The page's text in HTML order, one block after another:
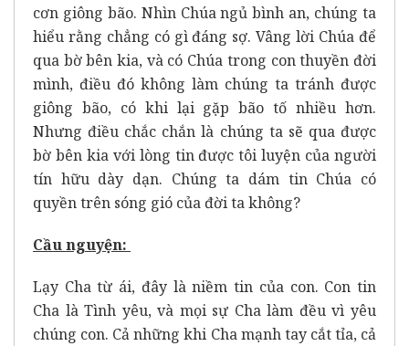
cơn giông bão. Nhìn Chúa ngủ bình an, chúng ta
hiểu rằng chẳng có gì đáng sợ. Vâng lời Chúa để
qua bờ bên kia, và có Chúa trong con thuyền đời
mình, điều đó không làm chúng ta tránh được
giông bão, có khi lại gặp bão tố nhiều hơn.
Nhưng điều chắc chắn là chúng ta sẽ qua được
bờ bên kia với lòng tin được tôi luyện của người
tín hữu dày dạn. Chúng ta dám tin Chúa có
quyền trên sóng gió của đời ta không?
Cầu nguyện:
Lạy Cha từ ái, đây là niềm tin của con. Con tin
Cha là Tình yêu, và mọi sự Cha làm đều vì yêu
chúng con. Cả những khi Cha mạnh tay cắt tỉa, cả